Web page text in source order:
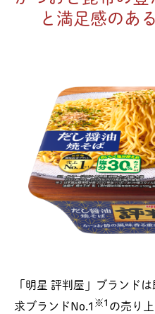
と満足感のあ
「明星 評判屋」ブランド
求ブランドNo.1 ※1 の売り